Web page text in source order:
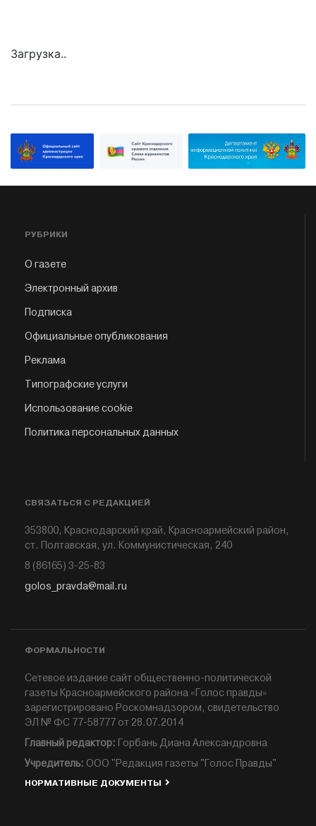
Загрузка..
РУБРИКИ
О газете
Электронный архив
Подписка
Официальные опубликования
Реклама
Типографские услуги
Использование cookie
Политика персональных данных
СВЯЗАТЬСЯ С РЕДАКЦИЕЙ
353800, Краснодарский край, Красноармейский район,
ст. Полтавская, ул. Коммунистическая, 240
8 (86165) 3-25-83
golos_pravda@mail.ru
ФОРМАЛЬНОСТИ
Сетевое издание сайт общественно-политической
газеты Красноармейского района «Голос правды»
зарегистрировано Роскомнадзором, свидетельство
ЭЛ № ФС 77-58777 от 28.07.2014
Главный редактор: Горбань Диана Александровна
Учредитель: ООО "Редакция газеты "Голос Правды"
НОРМАТИВНЫЕ ДОКУМЕНТЫ